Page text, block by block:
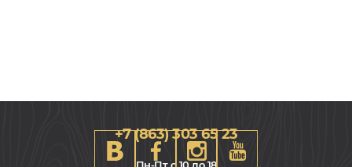
+7 (863) 303 65 23